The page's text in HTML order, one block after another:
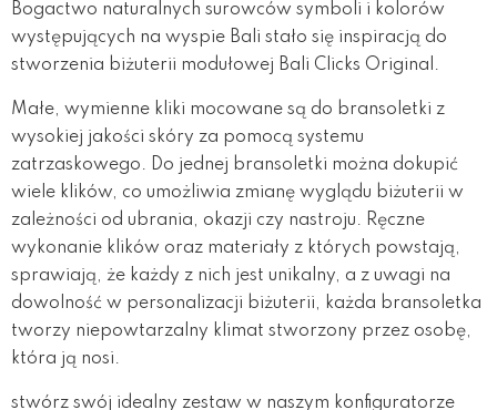
Bogactwo naturalnych surowców symboli i kolorów
występujących na wyspie Bali stało się inspiracją do
stworzenia biżuterii modułowej Bali Clicks Original.
Małe, wymienne kliki mocowane są do bransoletki z
wysokiej jakości skóry za pomocą systemu
zatrzaskowego. Do jednej bransoletki można dokupić
wiele klików, co umożliwia zmianę wyglądu biżuterii w
zależności od ubrania, okazji czy nastroju. Ręczne
wykonanie klików oraz materiały z których powstają,
sprawiają, że każdy z nich jest unikalny, a z uwagi na
dowolność w personalizacji biżuterii, każda bransoletka
tworzy niepowtarzalny klimat stworzony przez osobę,
która ją nosi.
stwórz swój idealny zestaw w naszym konfiguratorze